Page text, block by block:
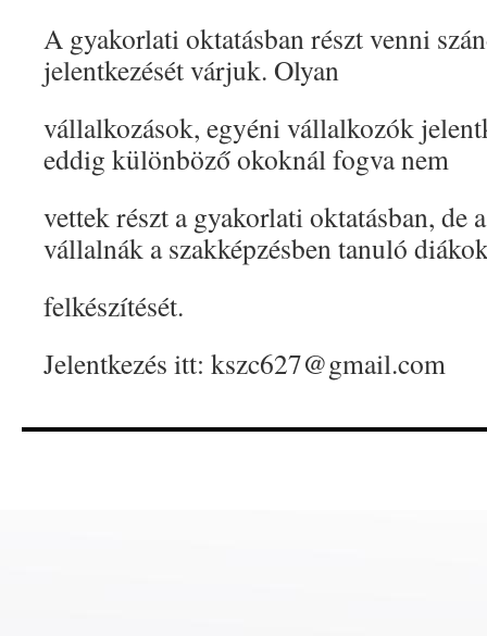
A gyakorlati oktatásban részt venni
jelentkezését várjuk. Olyan
vállalkozások, egyéni vállalkozók
eddig különböző okoknál fogva nem
vettek részt a gyakorlati oktatásban, de
vállalnák a szakképzésben tanuló
felkészítését.
Jelentkezés itt: kszc627@gmail.com